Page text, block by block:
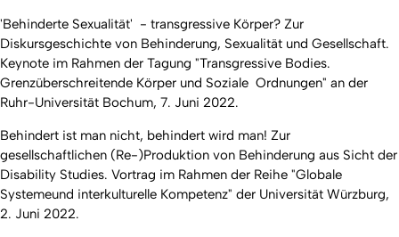
'Behinderte Sexualität' - transgressive Körper? Zur
Diskursgeschichte von Behinderung, Sexualität und Gesellschaft.
Keynote im Rahmen der Tagung "Transgressive Bodies.
Grenzüberschreitende Körper und Soziale Ordnungen" an der
Ruhr-Universität Bochum, 7. Juni 2022.
Behindert ist man nicht, behindert wird man! Zur
gesellschaftlichen (Re-)Produktion von Behinderung aus Sicht der
Disability Studies. Vortrag im Rahmen der Reihe "Globale
Systemeund interkulturelle Kompetenz" der Universität Würzburg,
2. Juni 2022.